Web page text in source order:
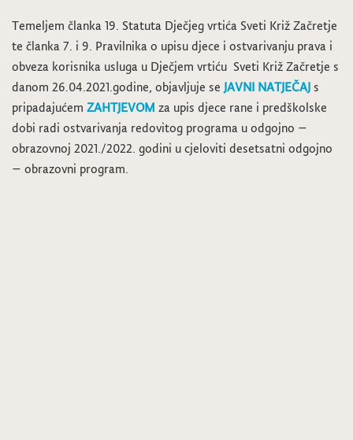
Temeljem članka 19. Statuta Dječjeg vrtića Sveti Križ Začretje
te članka 7. i 9. Pravilnika o upisu djece i ostvarivanju prava i
obveza korisnika usluga u Dječjem vrtiću Sveti Križ Začretje s
danom 26.04.2021.godine, objavljuje se JAVNI NATJEČAJs
pripadajućem ZAHTJEVOM za upis djece rane i predškolske
dobi radi ostvarivanja redovitog programa u odgojno –
obrazovnoj 2021./2022. godini u cjeloviti desetsatni odgojno
– obrazovni program.